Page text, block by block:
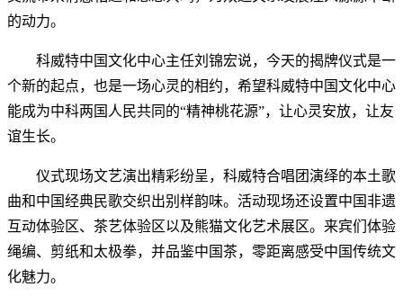
的动力。
科威特中国文化中心主任刘锦宏说，今天的揭牌仪式是一
个新的起点，也是一场心灵的相约，希望科威特中国文化中心
能成为中科两国人民共同的“精神桃花源”，让心灵安放，让友
谊生长。
仪式现场文艺演出精彩纷呈，科威特合唱团演绎的本土歌
曲和中国经典民歌交织出别样韵味。活动现场还设置中国非遗
互动体验区、茶艺体验区以及熊猫文化艺术展区。来宾们体验
绳编、剪纸和太极拳，并品鉴中国茶，零距离感受中国传统文
化魅力。